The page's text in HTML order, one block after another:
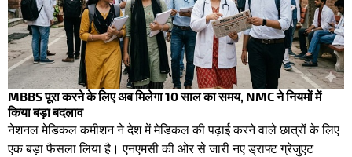
MBBS पूरा करने के लिए अब मिलेगा 10 साल का समय, NMC ने नियमों में
किया बड़ा बदलाव
​नेशनल मेडिकल कमीशन ने देश में मेडिकल की पढ़ाई करने वाले छात्रों के लिए
एक बड़ा फैसला लिया है। एनएमसी की ओर से जारी नए ड्राफ्ट ग्रेजुएट